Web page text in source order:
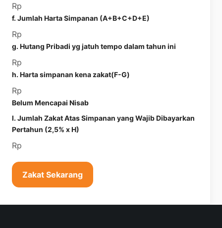
Rp
f. Jumlah Harta Simpanan (A+B+C+D+E)
Rp
g. Hutang Pribadi yg jatuh tempo dalam tahun ini
Rp
h. Harta simpanan kena zakat(F-G)
Rp
Belum Mencapai Nisab
I. Jumlah Zakat Atas Simpanan yang Wajib Dibayarkan
Pertahun (2,5% x H)
Rp
Zakat Sekarang